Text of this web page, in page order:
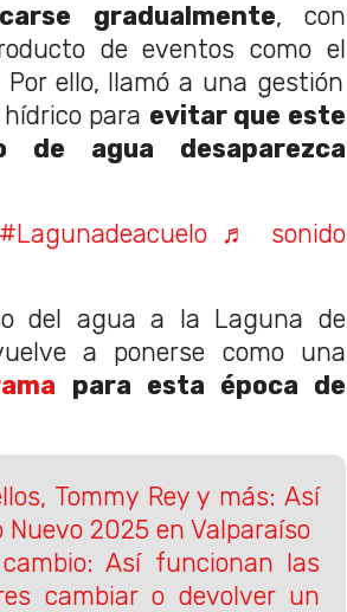
gradualmente, con
de eventos como el
Por ello, llamó a una gestión
para evitar que este
de agua desaparezca
#Lagunadeacuelo ♬ sonido
del agua a la Laguna de
a ponerse como una
para esta época de
Tommy Rey y más: Así
Nuevo 2025 en Valparaíso
Así funcionan las
cambiar o devolver un